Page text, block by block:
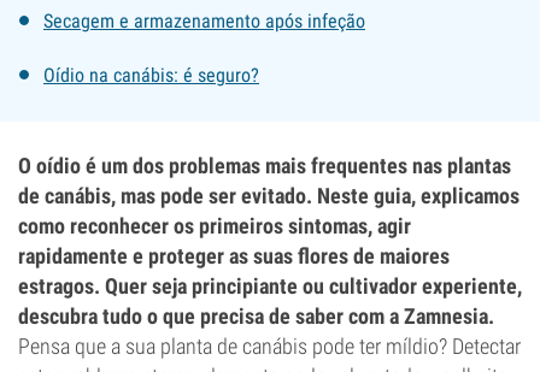
Secagem e armazenamento após infeção
Oídio na canábis: é seguro?
O oídio é um dos problemas mais frequentes nas plantas
de canábis, mas pode ser evitado. Neste guia, explicamos
como reconhecer os primeiros sintomas, agir
rapidamente e proteger as suas flores de maiores
estragos. Quer seja principiante ou cultivador experiente,
descubra tudo o que precisa de saber com a Zamnesia.
Pensa que a sua planta de canábis pode ter míldio? Detectar